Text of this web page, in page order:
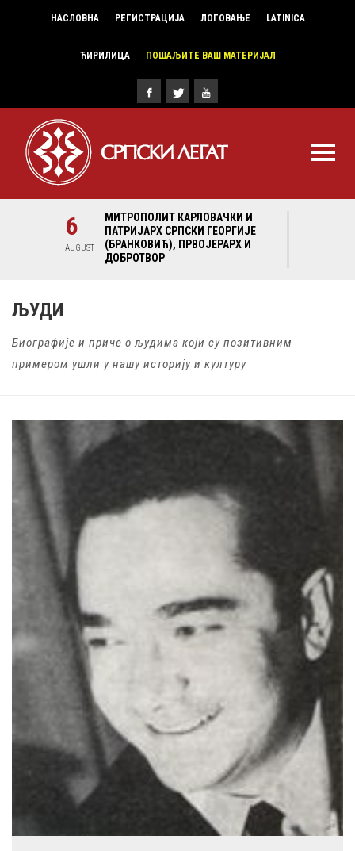
НАСЛОВНА РЕГИСТРАЦИЈА ЛОГОВАЊЕ LATINICA
ЋИРИЛИЦА ПОШАЉИТЕ ВАШ МАТЕРИЈАЛ
6
AUGUST
МИТРОПОЛИТ КАРЛОВАЧКИ И
ПАТРИЈАРХ СРПСКИ ГЕОРГИЈЕ
(БРАНКОВИЋ), ПРВОЈЕРАРХ И
ДОБРОТВОР
ЉУДИ
Биографије и приче о људима који су позитивним
примером ушли у нашу историју и културу